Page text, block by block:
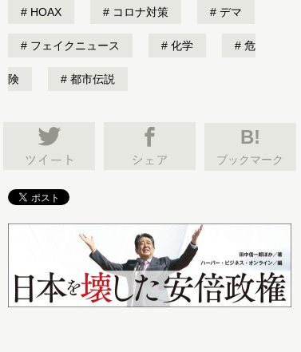
HOAX コロナ対策 デマ
フェイクニュース 化学 危
険 都市伝説
B!
ブックマーク